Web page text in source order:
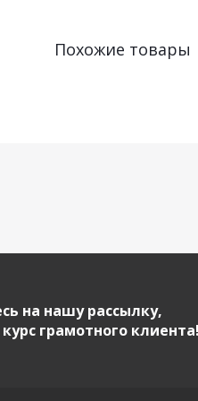
Похожие товары
на нашу рассылку,
грамотного